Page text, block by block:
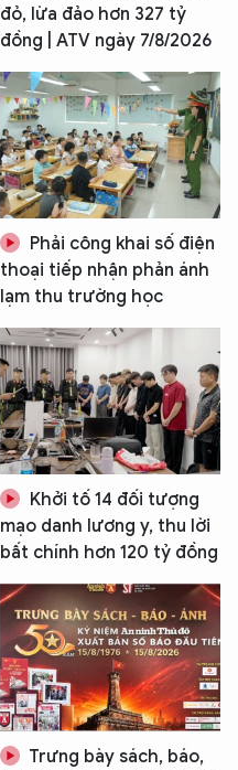
đỏ, lừa đảo hơn 327 tỷ
đồng | ATV ngày 7/8/2026
Phải công khai số điện
thoại tiếp nhận phản ánh
lạm thu trường học
Khởi tố 14 đối tượng
mạo danh lương y, thu lời
bất chính hơn 120 tỷ đồng
Trưng bày sách, báo,